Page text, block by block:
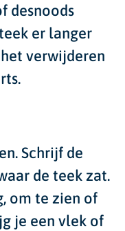
desnoods
er langer
verwijderen
Schrijf de
de teek zat.
om te zien of
je een vlek of